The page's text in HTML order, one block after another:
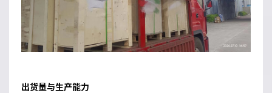
出货量与生产能力